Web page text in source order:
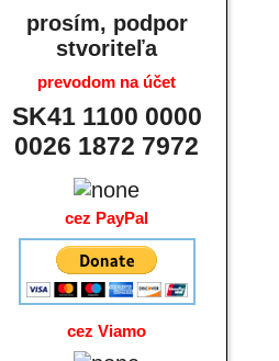
prosím, podpor
stvoriteľa
prevodom na účet
SK41 1100 0000
0026 1872 7972
cez PayPal
cez Viamo